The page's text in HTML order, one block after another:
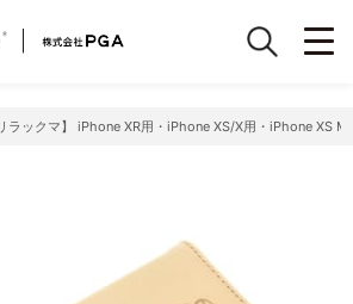
リラックマ】 iPhone XR用・iPhone XS/X用・iPhone XS